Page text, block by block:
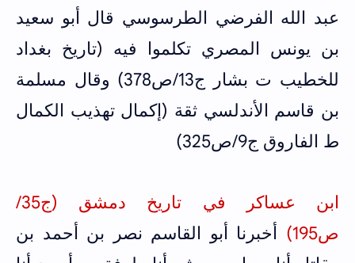
عبد الله الفرضي الطرسوسي قال أبو سعيد
بن يونس المصري تكلموا فيه (تاريخ بغداد
للخطيب ت بشار ج13/ص378) وقال مسلمة
بن قاسم الأندلسي ثقة (إكمال تهذيب الكمال
ط الفاروق ج9/ص325)
ابن عساكر في تاريخ دمشق (ج35/
ص195)
أخبرنا أبو القاسم نصر بن أحمد بن